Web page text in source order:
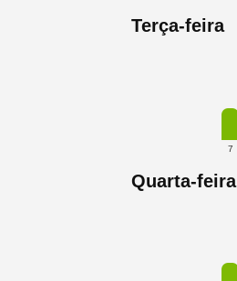
Terça-feira
7
Quarta-feira